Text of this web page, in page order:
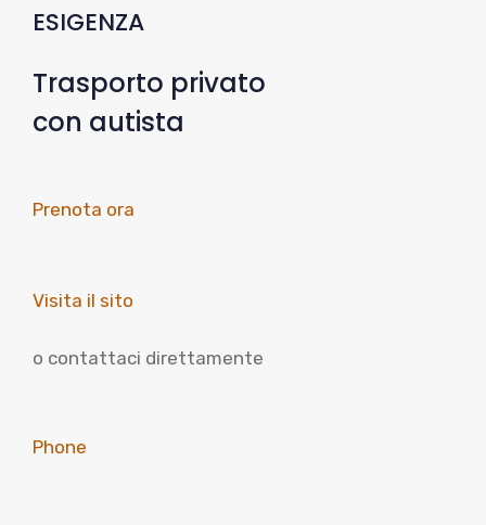
ESIGENZA
Trasporto privato
con autista
Prenota ora
Visita il sito
o contattaci direttamente
Phone